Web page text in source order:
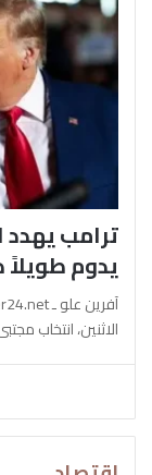
ترامب يهدد
يدوم
الاثنين، انتخاب